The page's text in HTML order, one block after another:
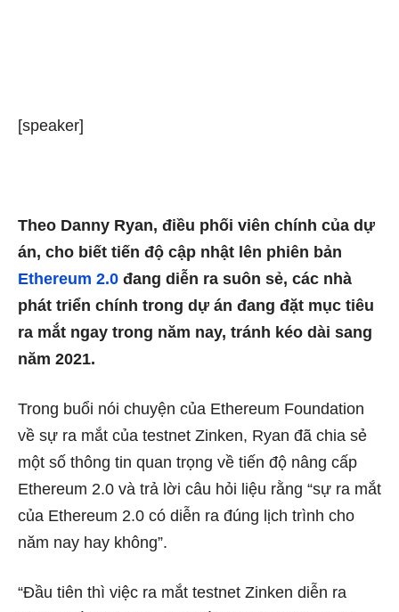
[speaker]
Theo Danny Ryan, điều phối viên chính của dự
án, cho biết tiến độ cập nhật lên phiên bản
Ethereum 2.0 đang diễn ra suôn sẻ, các nhà
phát triển chính trong dự án đang đặt mục tiêu
ra mắt ngay trong năm nay, tránh kéo dài sang
năm 2021.
Trong buổi nói chuyện của Ethereum Foundation
về sự ra mắt của testnet Zinken, Ryan đã chia sẻ
một số thông tin quan trọng về tiến độ nâng cấp
Ethereum 2.0 và trả lời câu hỏi liệu rằng “sự ra mắt
của Ethereum 2.0 có diễn ra đúng lịch trình cho
năm nay hay không”.
“Đầu tiên thì việc ra mắt testnet Zinken diễn ra